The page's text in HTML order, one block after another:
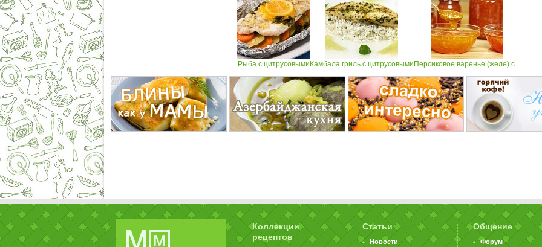
Рыба с цитрусовыми Камбала гриль с цитрусовыми Персиковое варенье (желе) с...
Коллекции
рецептов
Статьи
Новости
Общение
Форум